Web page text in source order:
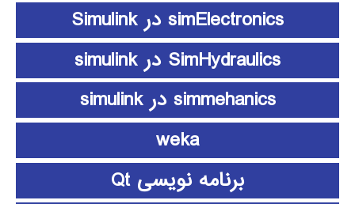
simElectronics در Simulink
SimHydraulics در simulink
simmehanics در simulink
weka
برنامه نویسی Qt